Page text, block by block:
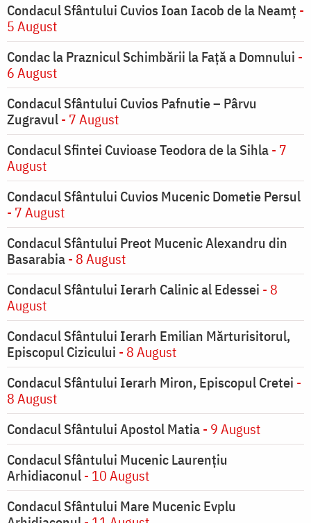
Condacul Sfântului Cuvios Ioan Iacob de la Neamț -
5 August
Condac la Praznicul Schimbării la Faţă a Domnului -
6 August
Condacul Sfântului Cuvios Pafnutie – Pârvu
Zugravul- 7 August
Condacul Sfintei Cuvioase Teodora de la Sihla- 7
August
Condacul Sfântului Cuvios Mucenic Dometie Persul
- 7 August
Condacul Sfântului Preot Mucenic Alexandru din
Basarabia- 8 August
Condacul Sfântului Ierarh Calinic al Edessei - 8
August
Condacul Sfântului Ierarh Emilian Mărturisitorul,
Episcopul Cizicului - 8 August
Condacul Sfântului Ierarh Miron, Episcopul Cretei -
8 August
Condacul Sfântului Apostol Matia- 9 August
Condacul Sfântului Mucenic Laurențiu
Arhidiaconul- 10 August
Condacul Sfântului Mare Mucenic Evplu